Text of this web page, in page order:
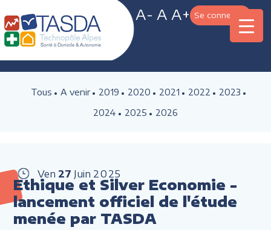
A- A A+ Se connecter
Tous A venir 2019 2020 2021 2022
2023
2024
2025 2026
Ven 27 Juin 2025
Ethique et Silver Economie -
lancement officiel de l'étude
menée par TASDA